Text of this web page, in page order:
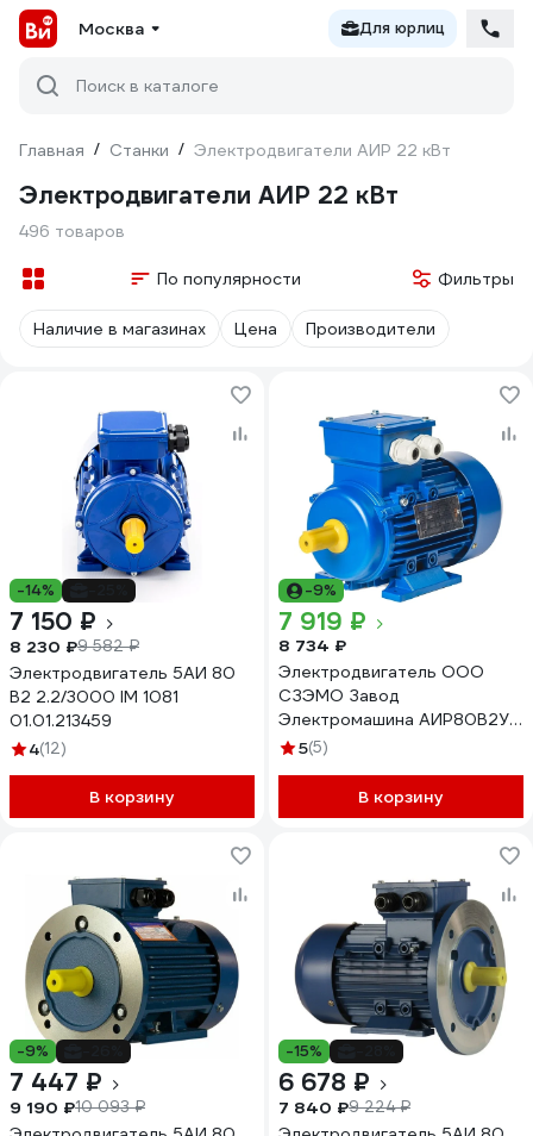
Москва Для юрлиц
Поиск в каталоге
Главная / Станки / Электродвигатели АИР 22 кВт
Электродвигатели АИР 22 кВт
496 товаров
По популярности Фильтры
Наличие в магазинах Цена Производители
-14%
7 150 ₽
8 230 ₽9 582 ₽
Электродвигатель 5АИ 80
В2 2.2/3000 IM 1081
01.01.213459
4(12)
В корзину
-9%
7 919 ₽
8 734 ₽
Электродвигатель ООО
СЗЭМО Завод
Электромашина АИР80В2У1
2.2 кВт Х0000061863
5(5)
В корзину
-9%
7 447 ₽
9 190 ₽10 093 ₽
-15%
6 678 ₽
7 840 ₽9 224 ₽